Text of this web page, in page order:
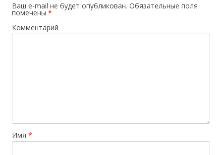
Ваш e-mail не будет опубликован. Обязательные поля
помечены *
Комментарий
Имя *